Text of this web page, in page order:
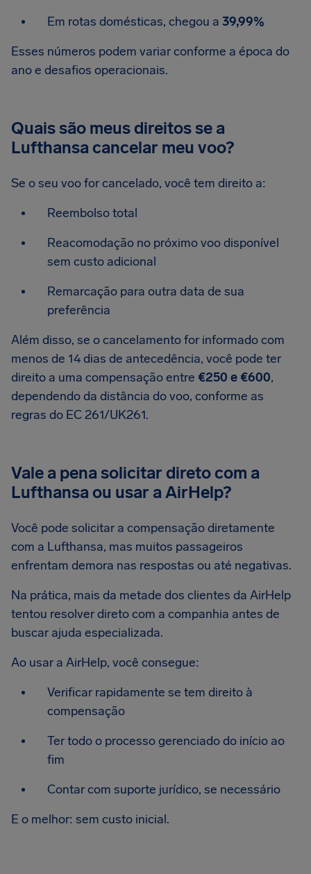
Em rotas domésticas, chegou a 39,99%
Esses números podem variar conforme a época do
ano e desafios operacionais.
Quais são meus direitos se a
Lufthansa cancelar meu voo?
Se o seu voo for cancelado, você tem direito a:
Reembolso total
Reacomodação no próximo voo disponível
sem custo adicional
Remarcação para outra data de sua
preferência
Além disso, se o cancelamento for informado com
menos de 14 dias de antecedência, você pode ter
direito a uma compensação entre €250 e €600,
dependendo da distância do voo, conforme as
regras do EC 261/UK261.
Vale a pena solicitar direto com a
Lufthansa ou usar a AirHelp?
Você pode solicitar a compensação diretamente
com a Lufthansa, mas muitos passageiros
enfrentam demora nas respostas ou até negativas.
Na prática, mais da metade dos clientes da AirHelp
tentou resolver direto com a companhia antes de
buscar ajuda especializada.
Ao usar a AirHelp, você consegue:
Verificar rapidamente se tem direito à
compensação
Ter todo o processo gerenciado do início ao
fim
Contar com suporte jurídico, se necessário
E o melhor: sem custo inicial.